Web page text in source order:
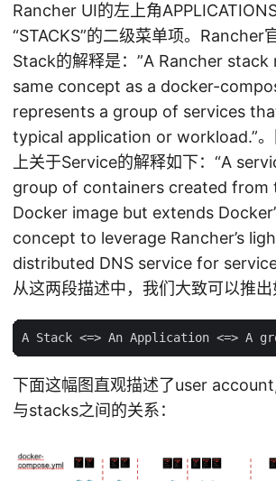
Rancher UI的左上角
“STACKS”的二级菜单项。Rancher
Stack的解释是：”A Rancher
same concept as a docker-
represents a group of services
typical application or workload.”
上关于Service的解释如下：“A
group of containers created from
Docker image but extends
concept to leverage Rancher’s
distributed DNS service for service
从这两段描述中，我们大致可以推出
下面这幅图直观描述了user
与stacks之间的关系：